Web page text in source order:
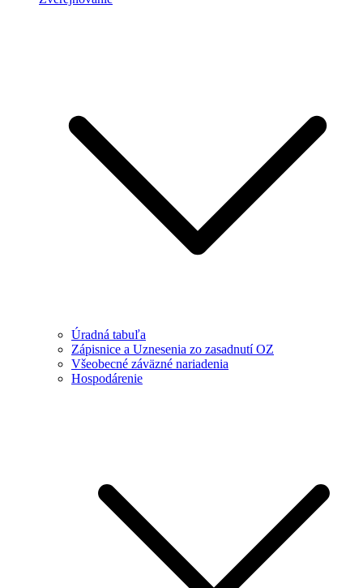
Úradná tabuľa
Zápisnice a Uznesenia zo zasadnutí OZ
Všeobecné záväzné nariadenia
Hospodárenie